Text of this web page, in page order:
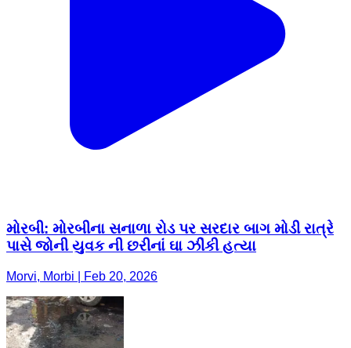
મોરબી: મોરબીના સનાળા રોડ પર સરદાર બાગ મોડી રાત્રે
પાસે જોની યુવક ની છરીનાં ઘા ઝીંકી હત્યા
Morvi, Morbi | Feb 20, 2026